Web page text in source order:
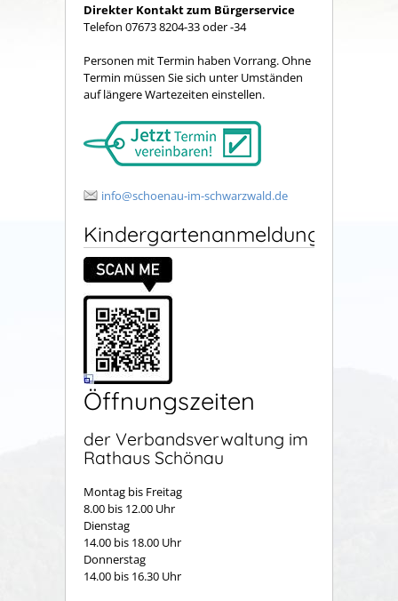
Direkter Kontakt zum Bürgerservice
Telefon 07673 8204-33 oder -34
Personen mit Termin haben Vorrang. Ohne
Termin müssen Sie sich unter Umständen
auf längere Wartezeiten einstellen.
info@schoenau-im-schwarzwald.de
Kindergartenanmeldung
Öffnungszeiten
der Verbandsverwaltung im
Rathaus Schönau
Montag bis Freitag
8.00 bis 12.00 Uhr
Dienstag
14.00 bis 18.00 Uhr
Donnerstag
14.00 bis 16.30 Uhr